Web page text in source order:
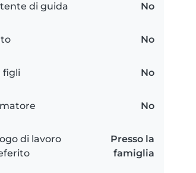
di guida No
No
figli No
No
di lavoro
Presso la
famiglia